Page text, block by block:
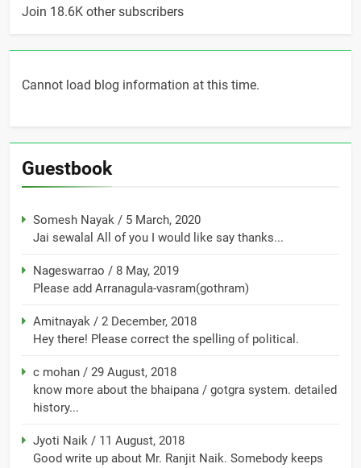
Join 18.6K other subscribers
Cannot load blog information at this time.
Guestbook
Somesh Nayak / 5 March, 2020
Jai sewalal All of you I would like say thanks...
Nageswarrao / 8 May, 2019
Please add Arranagula-vasram(gothram)
Amitnayak / 2 December, 2018
Hey there! Please correct the spelling of political.
c mohan / 29 August, 2018
know more about the bhaipana / gotgra system. detailed
history...
Jyoti Naik / 11 August, 2018
Good write up about Mr. Ranjit Naik. Somebody keeps